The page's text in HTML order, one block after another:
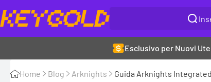
Esclusivo per Nuovi
Home Blog Arknights Guida Arknights